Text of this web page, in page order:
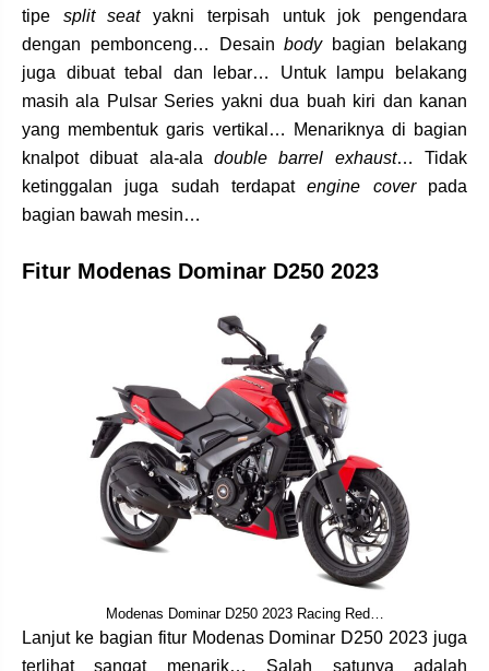
tipe split seatyakni terpisah untuk jok pengendara
dengan pembonceng… Desainbodybagian belakang
juga dibuat tebal dan lebar… Untuk lampu belakang
masih ala Pulsar Series yakni dua buah kiri dan kanan
yang membentuk garis vertikal… Menariknya di bagian
knalpot dibuat ala-ala double barrel exhaust… Tidak
ketinggalan juga sudah terdapatengine coverpada
bagian bawah mesin…
Fitur Modenas Dominar D250 2023
Modenas Dominar D250 2023 Racing Red…
Lanjut ke bagian fitur Modenas Dominar D250 2023 juga
terlihat sangat menarik… Salah satunya adalah